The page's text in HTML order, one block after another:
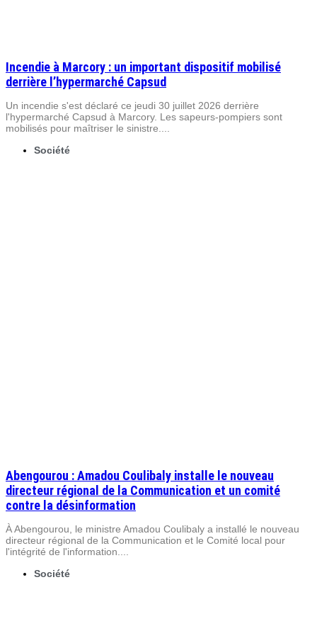
Incendie à Marcory : un important dispositif mobilisé
derrière l’hypermarché Capsud
Un incendie s'est déclaré ce jeudi 30 juillet 2026 derrière
l'hypermarché Capsud à Marcory. Les sapeurs-pompiers sont
mobilisés pour maîtriser le sinistre....
Société
Abengourou : Amadou Coulibaly installe le nouveau
directeur régional de la Communication et un comité
contre la désinformation
À Abengourou, le ministre Amadou Coulibaly a installé le nouveau
directeur régional de la Communication et le Comité local pour
l'intégrité de l'information....
Société